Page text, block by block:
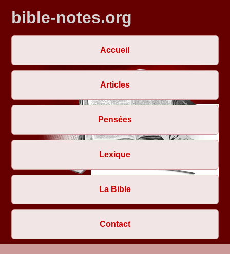
bible-notes.org
Accueil
Articles
Pensées
Lexique
La Bible
Contact